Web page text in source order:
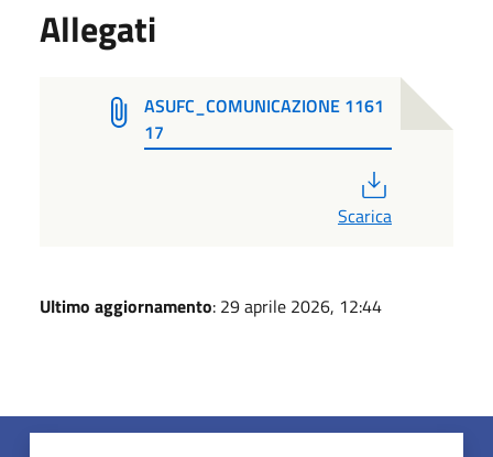
Allegati
ASUFC_COMUNICAZIONE 1161
17
Scarica
Ultimo aggiornamento: 29 aprile 2026, 12:44